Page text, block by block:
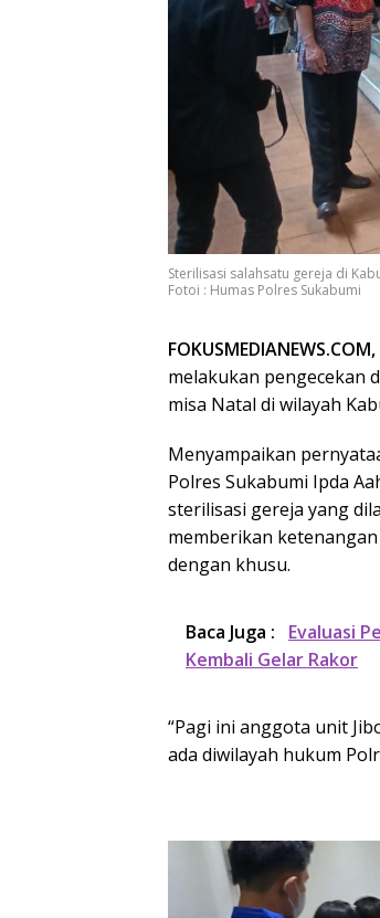
Sterilisasi salahsatu gereja di
Fotoi : Humas Polres Sukabumi
FOKUSMEDIANEWS.COM,
melakukan pengecekan
misa Natal di wilayah
Menyampaikan
Polres Sukabumi Ipda
sterilisasi gereja yang
memberikan
dengan khusu.
Baca Juga :
Evaluasi
Kembali Gelar Rakor
“Pagi ini anggota unit
ada diwilayah hukum